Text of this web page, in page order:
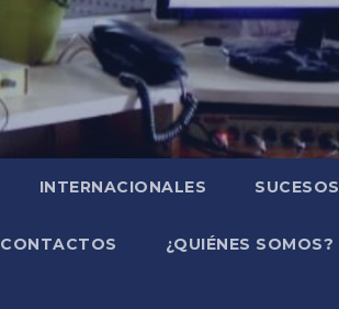
INTERNACIONALES SUCESOS
CONTACTOS ¿QUIÉNES SOMOS?